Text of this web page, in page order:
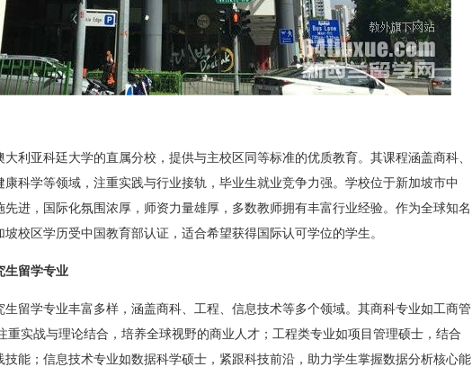
大利亚科廷大学的直属分校，提供与主校区同等标准的优质教育。其课程涵盖商科、
康科学等领域，注重实践与行业接轨，毕业生就业竞争力强。学校位于新加坡市中
先进，国际化氛围浓厚，师资力量雄厚，多数教师拥有丰富行业经验。作为全球知名
校区学历受中国教育部认证，适合希望获得国际认可学位的学生。
生留学专业
生留学专业丰富多样，涵盖商科、工程、信息技术等多个领域。其商科专业如工商管
重实战与理论结合，培养全球视野的商业人才；工程类专业如项目管理硕士，结合
技能；信息技术专业如数据科学硕士，紧跟科技前沿，助力学生掌握数据分析核心能